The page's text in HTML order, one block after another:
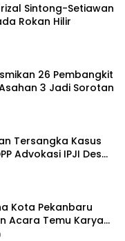
Sintong-Setiawan
Rokan Hilir
26 Pembangkit
3 Jadi Sorotan
Tersangka Kasus
Advokasi IPJI Desak
Kota Pekanbaru
Acara Temu Karya